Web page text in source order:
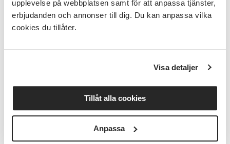
upplevelse på webbplatsen samt för att anpassa tjänster,
erbjudanden och annonser till dig. Du kan anpassa vilka
cookies du tillåter.
Visa detaljer
Tillåt alla cookies
Anpassa
presentera sig. - Det viktigaste verben och hur man
böjer dem. - Adjektiv, frågeord och artighetsfraser. -
Lära sig om de kulturella skillnaderna.
Förkunskaper
Material
Språkbok Allora 1 ingår i kostnaden och köps in av
Vuxenskolan inför start. Har du redan boken, uppge